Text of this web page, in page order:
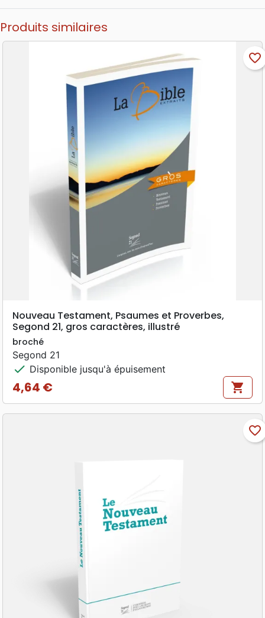
Produits similaires
favorite_border
Nouveau Testament, Psaumes et Proverbes,
Segond 21, gros caractères, illustré
broché
Segond 21
check Disponible jusqu'à épuisement
Prix
4,64 € shopping_cart
favorite_border